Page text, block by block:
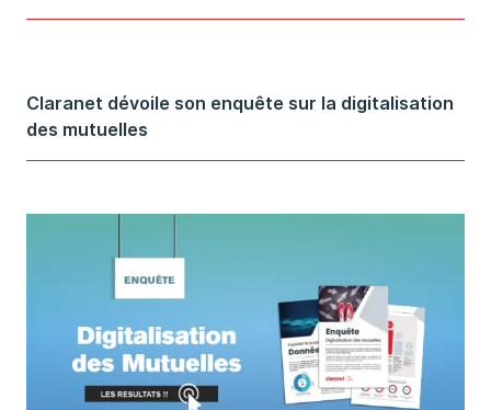
Claranet dévoile son enquête sur la digitalisation
des mutuelles